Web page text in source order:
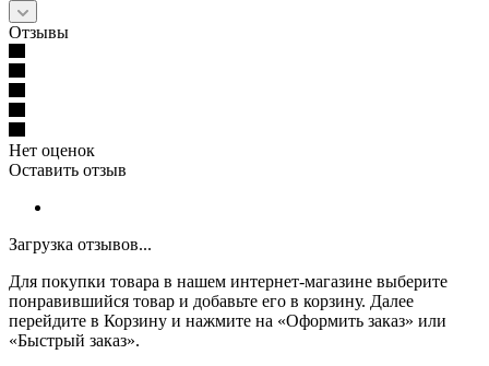
Отзывы
Нет оценок
Оставить отзыв
Загрузка отзывов...
Для покупки товара в нашем интернет-магазине выберите
понравившийся товар и добавьте его в корзину. Далее
перейдите в Корзину и нажмите на «Оформить заказ» или
«Быстрый заказ».